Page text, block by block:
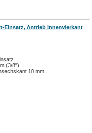
Einsatz, Antrieb Innenvierkant
(3/8")
10 mm